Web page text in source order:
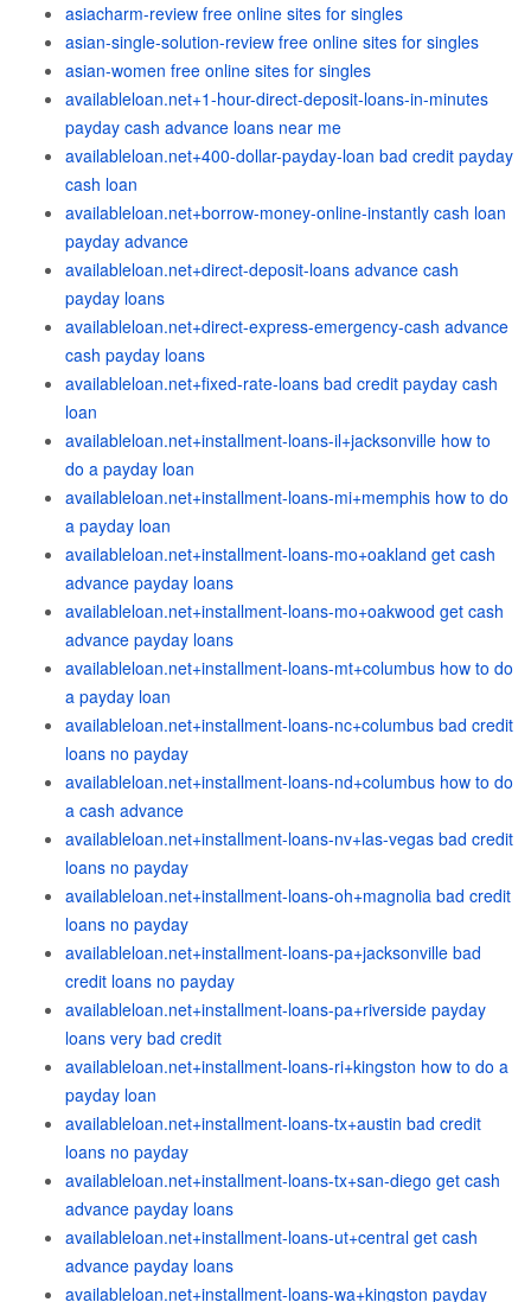
asiacharm-review free online sites for singles
asian-single-solution-review free online sites for singles
asian-women free online sites for singles
availableloan.net+1-hour-direct-deposit-loans-in-minutes
payday cash advance loans near me
availableloan.net+400-dollar-payday-loan bad credit payday
cash loan
availableloan.net+borrow-money-online-instantly cash loan
payday advance
availableloan.net+direct-deposit-loans advance cash
payday loans
availableloan.net+direct-express-emergency-cash advance
cash payday loans
availableloan.net+fixed-rate-loans bad credit payday cash
loan
availableloan.net+installment-loans-il+jacksonville how to
do a payday loan
availableloan.net+installment-loans-mi+memphis how to do
a payday loan
availableloan.net+installment-loans-mo+oakland get cash
advance payday loans
availableloan.net+installment-loans-mo+oakwood get cash
advance payday loans
availableloan.net+installment-loans-mt+columbus how to do
a payday loan
availableloan.net+installment-loans-nc+columbus bad credit
loans no payday
availableloan.net+installment-loans-nd+columbus how to do
a cash advance
availableloan.net+installment-loans-nv+las-vegas bad credit
loans no payday
availableloan.net+installment-loans-oh+magnolia bad credit
loans no payday
availableloan.net+installment-loans-pa+jacksonville bad
credit loans no payday
availableloan.net+installment-loans-pa+riverside payday
loans very bad credit
availableloan.net+installment-loans-ri+kingston how to do a
payday loan
availableloan.net+installment-loans-tx+austin bad credit
loans no payday
availableloan.net+installment-loans-tx+san-diego get cash
advance payday loans
availableloan.net+installment-loans-ut+central get cash
advance payday loans
availableloan.net+installment-loans-wa+kingston payday